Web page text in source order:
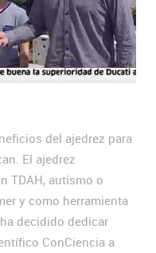
del ajedrez para
El ajedrez
TDAH, autismo o
y como herramienta
decidido dedicar
ConCiencia a